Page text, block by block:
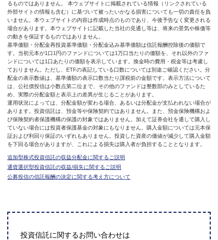
るものではありません。 本ウェブサイトに掲載されている情報（リンクされている
外部サイトの情報も含む）に基づいて被ったいかなる損害についても一切の責任を負
いません。本ウェブサイトの内容は作成時点のものであり、今後予告なく変更される
場合があります。本ウェブサイトに記載した当社の見通し等は、将来の景気や株価等
の動きを保証するものではありません。
基準価額・分配金再投資基準価額・分配金込み基準価額は信託報酬控除後の価額で
す。当初元本が1口1円のファンドについては1万口当たりの価額を、それ以外のファ
ンドについては1口あたりの価額を表示しています。換金時の費用・税金等は考慮し
ておりません。ただし、ETFの表記している口数については別途ご確認ください。分
配金の表示数値は、基準価額の表示口数当たり課税前の金額です。表示方法について
は、公社債投信は小数点第二位まで、その他のファンドは整数部のみとしているた
め、実際の分配金額と表示上の差異が生じることがあります。
運用状況によっては、分配金額が変わる場合、あるいは分配金が支払われない場合が
あります。投資信託は、預金等や保険契約ではありません。また、預金保険機構およ
び保険契約者保護機構の保護の対象ではありません。加えて証券会社を通して購入し
ていない場合には投資者保護基金の対象にもなりません。購入金額については元本保
証および利回り保証のいずれもありません。投資した資産の価値が減少して購入金額
を下回る場合がありますが、これによる損失は購入者が負担することとなります。
追加型株式投資信託の収益分配金に関するご説明
通貨選択型投資信託の収益/損失に関するご説明
公募投信の信託報酬の決定に関する考え方について
投資信託に関するお問い合わせは